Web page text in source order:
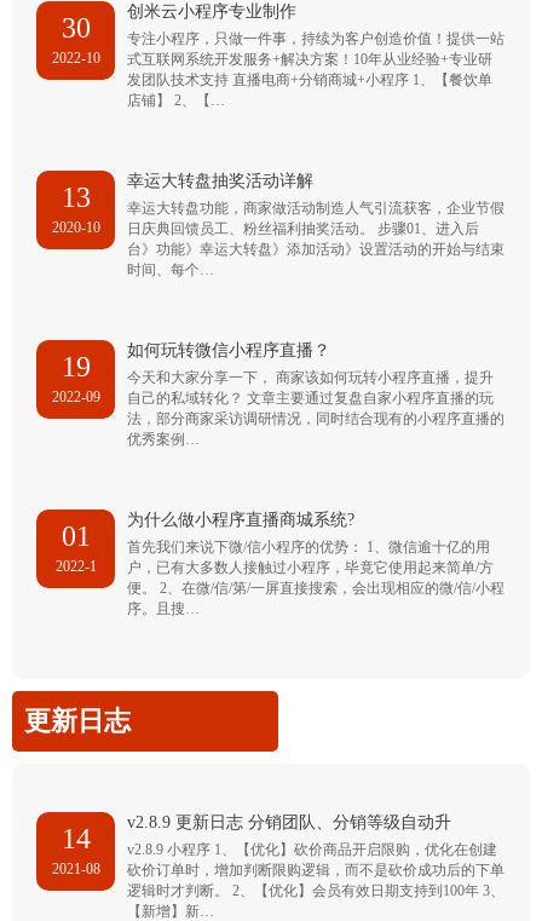
30
2022-10
创米云小程序专业制作
专注小程序，只做一件事，持续为客户创造价值！提供一站
式互联网系统开发服务+解决方案！10年从业经验+专业研
发团队技术支持 直播电商+分销商城+小程序 1、【餐饮单
店铺】 2、【…
13
2020-10
幸运大转盘抽奖活动详解
幸运大转盘功能，商家做活动制造人气引流获客，企业节假
日庆典回馈员工、粉丝福利抽奖活动。 步骤01、进入后
台》功能》幸运大转盘》添加活动》设置活动的开始与结束
时间、每个…
19
2022-09
如何玩转微信小程序直播？
今天和大家分享一下， 商家该如何玩转小程序直播，提升
自己的私域转化？ 文章主要通过复盘自家小程序直播的玩
法，部分商家采访调研情况，同时结合现有的小程序直播的
优秀案例…
01
2022-1
为什么做小程序直播商城系统?
首先我们来说下微/信小程序的优势： 1、微信逾十亿的用
户，已有大多数人接触过小程序，毕竟它使用起来简单/方
便。 2、在微/信/第/一屏直接搜索，会出现相应的微/信/小程
序。且搜…
更新日志
14
2021-08
v2.8.9 更新日志 分销团队、分销等级自动升
v2.8.9 小程序 1、【优化】砍价商品开启限购，优化在创建
砍价订单时，增加判断限购逻辑，而不是砍价成功后的下单
逻辑时才判断。 2、【优化】会员有效日期支持到100年 3、
【新增】新…